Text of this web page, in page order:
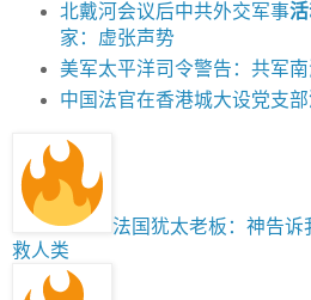
北戴河会议后中共外交军事
家：虚张声势
美军太平洋司令警告：共军
中国法官在香港城大设党支部
法国犹太老板：神告诉
救人类